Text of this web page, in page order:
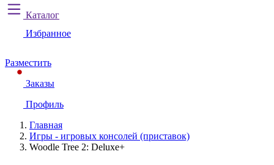
Каталог
Избранное
Разместить
Заказы
Профиль
Главная
Игры - игровых консолей (приставок)
Woodle Tree 2: Deluxe+